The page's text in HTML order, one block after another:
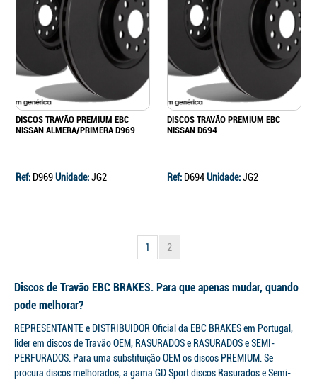
DISCOS TRAVÃO PREMIUM EBC
NISSAN ALMERA/PRIMERA D969
Ref: D969Unidade:JG2
DISCOS TRAVÃO PREMIUM EBC
NISSAN D694
Ref: D694Unidade:JG2
1 2
Discos de Travão EBC BRAKES. Para que apenas mudar, quando
pode melhorar?
REPRESENTANTE e DISTRIBUIDOR Oficial da EBC BRAKES em Portugal,
lider em discos de Travão OEM, RASURADOS e RASURADOS e SEMI-
PERFURADOS. Para uma substituição OEM os discos PREMIUM. Se
procura discos melhorados, a gama GD Sport discos Rasurados e Semi-